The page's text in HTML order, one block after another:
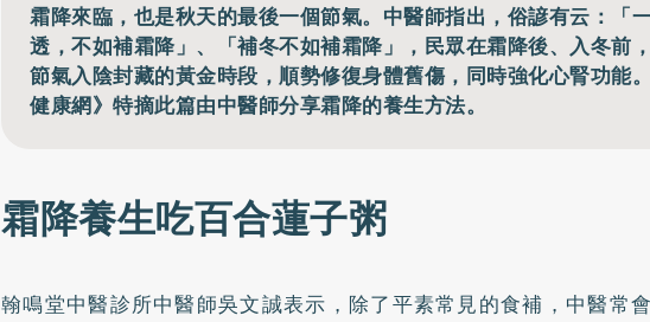
霜降來臨，也是秋天的最後一個節氣。中醫師指出，俗諺有云：「
透，不如補霜降」、「補冬不如補霜降」，民眾在霜降後、入冬前
節氣入陰封藏的黃金時段，順勢修復身體舊傷，同時強化心腎功能
健康網》特摘此篇由中醫師分享霜降的養生方法。
霜降養生吃百合蓮子粥
翰鳴堂中醫診所中醫師吳文誠表示，除了平素常見的食補，中醫常